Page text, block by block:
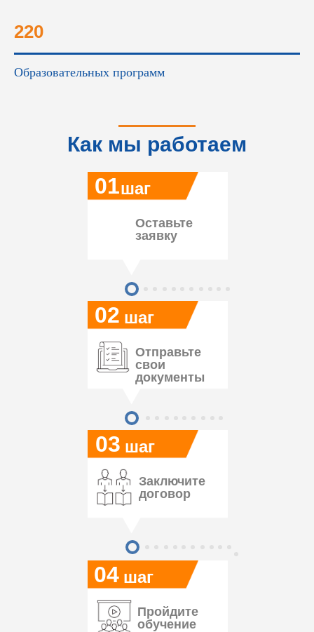
220
Образовательных программ
Как мы работаем
04
03
02
01
Оставьте
заявку
шаг
шаг
шаг
шаг
Отправьте
свои
документы
Заключите
договор
Пройдите
обучение